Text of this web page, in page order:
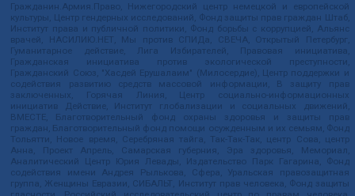
Гражданин.Армия.Право, Нижегородский центр немецкой и европейской
культуры, Центр гендерных исследований, Фонд защиты прав граждан Штаб,
Институт права и публичной политики, Фонд борьбы с коррупцией, Альянс
врачей, НАСИЛИЮ.НЕТ, Мы против СПИДа, СВЕЧА, Открытый Петербург,
Гуманитарное действие, Лига Избирателей, Правовая инициатива,
Гражданская инициатива против экологической преступности,
Гражданский Союз, "Хасдей Ерушалаим" (Милосердие), Центр поддержки и
содействия развитию средств массовой информации, В защиту прав
заключенных, Горячая Линия, Центр социально-информационных
инициатив Действие, Институт глобализации и социальных движений,
ВМЕСТЕ, Благотворительный фонд охраны здоровья и защиты прав
граждан, Благотворительный фонд помощи осужденным и их семьям, Фонд
Тольятти, Новое время, Серебряная тайга, Так-Так-Так, центр Сова, центр
Анна, Проект Апрель, Самарская губерния, Эра здоровья, Мемориал,
Аналитический Центр Юрия Левады, Издательство Парк Гагарина, Фонд
содействия имени Андрея Рылькова, Сфера, Уральская правозащитная
группа, Женщины Евразии, СИБАЛЬТ, Институт прав человека, Фонд защиты